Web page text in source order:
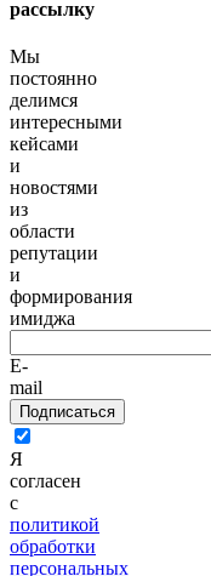
рассылку
Мы
постоянно
делимся
интересными
кейсами
и
новостями
из
области
репутации
и
формирования
имиджа
E-
mail
Подписаться
Я
согласен
с
политикой
обработки
персональных